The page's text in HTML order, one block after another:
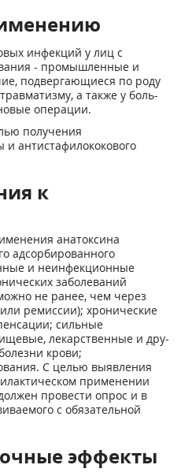
инфекций у лиц с
- промышленные и
подвер­гающиеся по роду
а также у боль­
операции.
получения
и антистафилококового
к
анатоксина
адсорбированного
и неинфекционные
заболе­ваний
не ранее, чем через
ремиссии); хронические
сильные
лекарственные и дру­
крови;
С целью выявления
приме­нении
провести опрос и в
с обязательной
эффекты